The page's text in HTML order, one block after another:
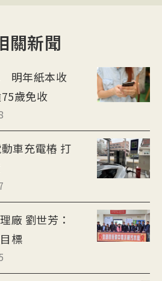
關新聞
明年紙本收
歲免收
車充電樁 打
芳：
標